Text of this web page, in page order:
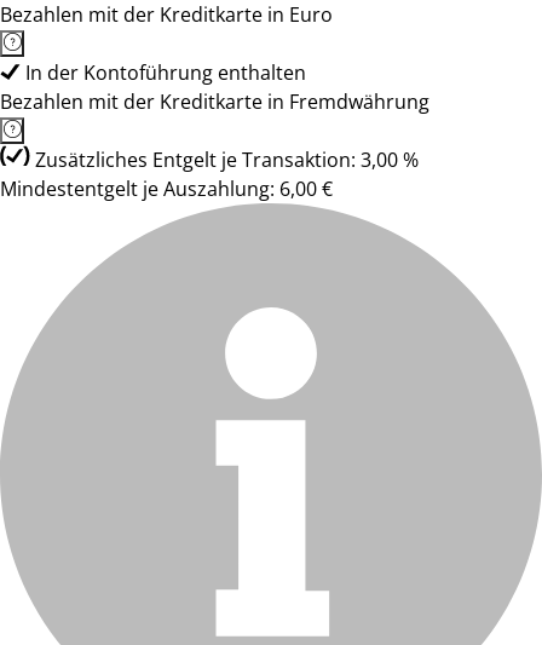
Bezahlen mit der Kreditkarte in Euro
In der Kontoführung enthalten
Bezahlen mit der Kreditkarte in Fremdwährung
Zusätzliches Entgelt je Transaktion: 3,00 %
Mindestentgelt je Auszahlung: 6,00 €